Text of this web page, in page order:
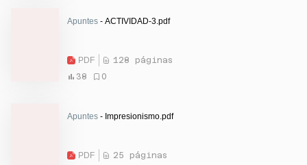
Apuntes - ACTIVIDAD-3.pdf
PDF
128 páginas
38
0
Apuntes - Impresionismo.pdf
PDF
25 páginas